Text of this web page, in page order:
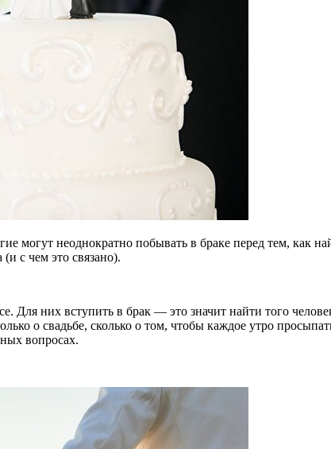
могут неоднократно побывать в браке перед тем, как
с чем это связано).
Для них вступить в брак — это значит найти того
о свадьбе, сколько о том, чтобы каждое утро
вопросах.